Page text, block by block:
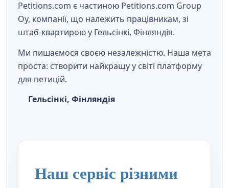
Petitions.com є частиною Petitions.com Group
Oy, компанії, що належить працівникам, зі
штаб-квартирою у Гельсінкі, Фінляндія.
Ми пишаємося своєю незалежністю. Наша мета
проста: створити найкращу у світі платформу
для петицій.
Гельсінкі, Фінляндія
Наш сервіс різними